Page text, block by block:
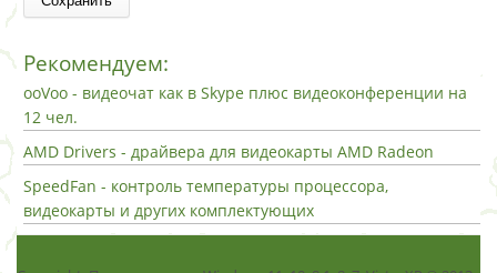
Рекомендуем:
ooVoo - видеочат как в Skype плюс видеоконференции на
12 чел.
AMD Drivers - драйвера для видеокарты AMD Radeon
SpeedFan - контроль температуры процессора,
видеокарты и других комплектующих